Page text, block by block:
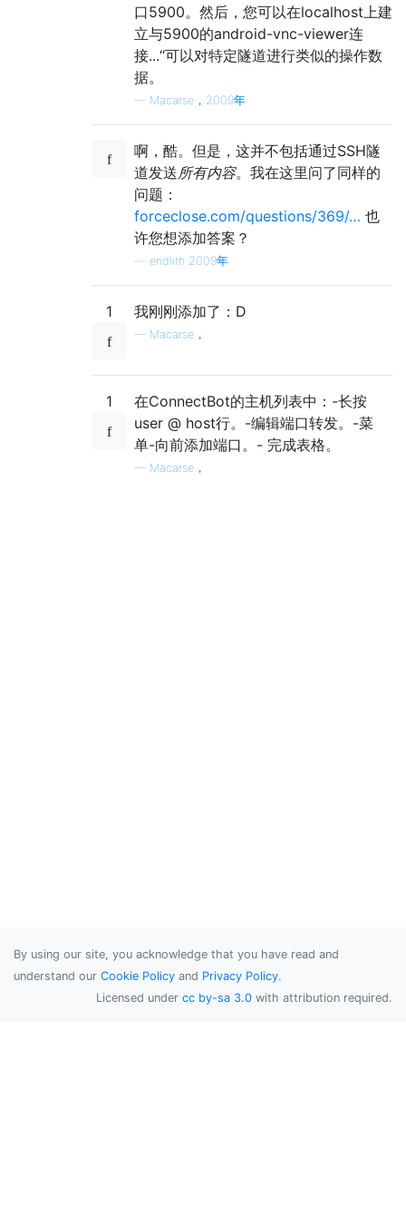
口5900。然后，您可以在localhost上建
立与5900的android-vnc-viewer连
接...“可以对特定隧道进行类似的操作数
据。
— Macarse，2009年
啊，酷。但是，这并不包括通过SSH隧
道发送所有内容。我在这里问了同样的
问题：
forceclose.com/questions/369/… 也
许您想添加答案？
endlith 2009年
1 我刚刚添加了：D
— Macarse，
1
在ConnectBot的主机列表中：-长按
user @ host行。-编辑端口转发。-菜
单-向前添加端口。- 完成表格。
— Macarse，
By using our site, you acknowledge that you have read and
understand our Cookie Policy and Privacy Policy.
Licensed under cc by-sa 3.0 with attribution required.